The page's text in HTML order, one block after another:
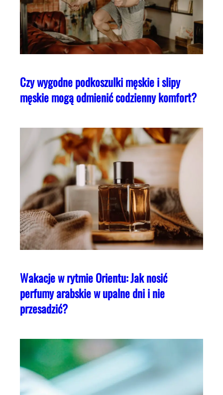
Czy wygodne podkoszulki męskie i slipy
męskie mogą odmienić codzienny komfort?
Wakacje w rytmie Orientu: Jak nosić
perfumy arabskie w upalne dni i nie
przesadzić?